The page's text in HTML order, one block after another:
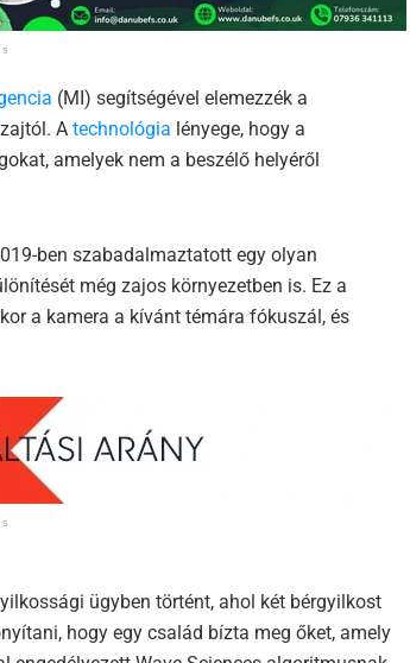
(MI) segítségével elemezzék a
A technológia lényege, hogy a
amelyek nem a beszélő helyéről
ben szabadalmaztatott egy olyan
még zajos környezetben is. Ez a
a kamera a kívánt témára fókuszál, és
ügyben történt, ahol két bérgyilkost
hogy egy család bízta meg őket, amely